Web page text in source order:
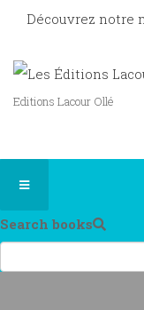
Découvrez notre
Editions Lacour Ollé
Search books